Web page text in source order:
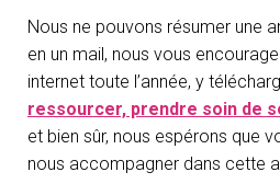
Nous ne pouvons résumer une
en un mail, nous vous
internet toute l’année, y
ressourcer, prendre soin de
et bien sûr, nous espérons que
nous accompagner dans cette